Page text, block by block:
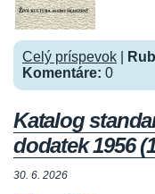
Celý príspevok
Komentáre: 0
Katalog
dodatek 1956
30. 6. 2026